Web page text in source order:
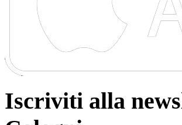
Iscriviti alla